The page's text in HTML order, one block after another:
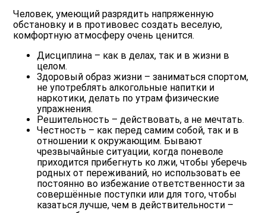
Человек, умеющий разрядить напряженную
обстановку и в противовес создать веселую,
комфортную атмосферу очень ценится.
Дисциплина – как в делах, так и в жизни в
целом.
Здоровый образ жизни – заниматься спортом,
не употреблять алкогольные напитки и
наркотики, делать по утрам физические
упражнения.
Решительность – действовать, а не мечтать.
Честность – как перед самим собой, так и в
отношении к окружающим. Бывают
чрезвычайные ситуации, когда поневоле
приходится прибегнуть ко лжи, чтобы уберечь
родных от переживаний, но использовать ее
постоянно во избежание ответственности за
совершённые поступки или для того, чтобы
казаться лучше, чем в действительности –